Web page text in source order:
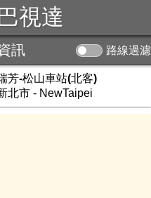
視達
訊 路線過濾
芳-松山車站(北客)
北市 - NewTaipei